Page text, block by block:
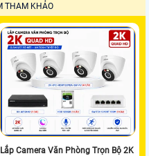
THAM KHẢO
Lắp Camera Văn Phòng Trọn Bộ 2K